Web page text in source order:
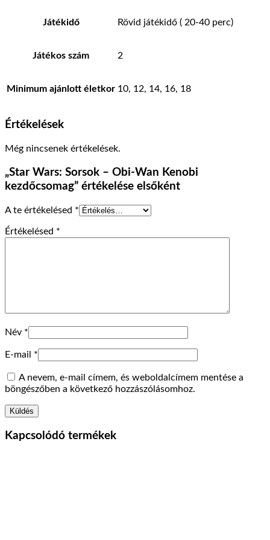
Játékidő Rövid játékidő ( 20-40 perc)
Játékos szám 2
Minimum ajánlott életkor 10, 12, 14, 16, 18
Értékelések
Még nincsenek értékelések.
„Star Wars: Sorsok – Obi-Wan Kenobi
kezdőcsomag” értékelése elsőként
A te értékelésed *
Értékelésed *
Név *
E-mail *
A nevem, e-mail címem, és weboldalcímem mentése a
böngészőben a következő hozzászólásomhoz.
Kapcsolódó termékek